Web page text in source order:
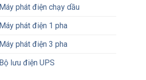
Máy phát điện chạy dầu
Máy phát điện 1 pha
Máy phát điện 3 pha
Bộ lưu điện UPS